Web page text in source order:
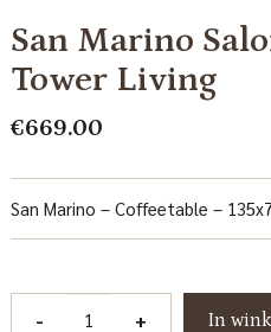
San Marino
Tower Living
€669.00
San Marino – Coffeetable –
- + In